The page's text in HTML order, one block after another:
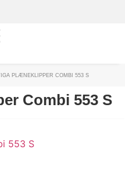
PLÆNEKLIPPER COMBI 553 S
Combi 553 S